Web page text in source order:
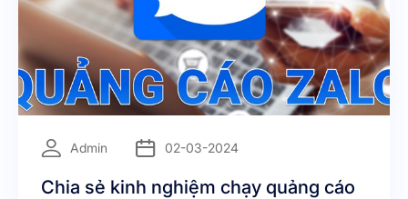
Admin 02-03-2024
Chia sẻ kinh nghiệm chạy quảng cáo